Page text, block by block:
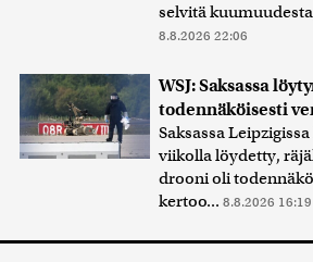
selvitä
8.8.2026 22:06
WSJ: Saksassa
todennäköisesti
Saksassa
viikolla löydetty,
drooni oli
kertoo... 8.8.2026 16:19